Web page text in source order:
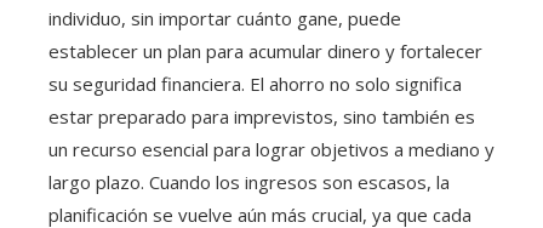
individuo, sin importar cuánto gane, puede
establecer un plan para acumular dinero y fortalecer
su seguridad financiera. El ahorro no solo significa
estar preparado para imprevistos, sino también es
un recurso esencial para lograr objetivos a mediano y
largo plazo. Cuando los ingresos son escasos, la
planificación se vuelve aún más crucial, ya que cada